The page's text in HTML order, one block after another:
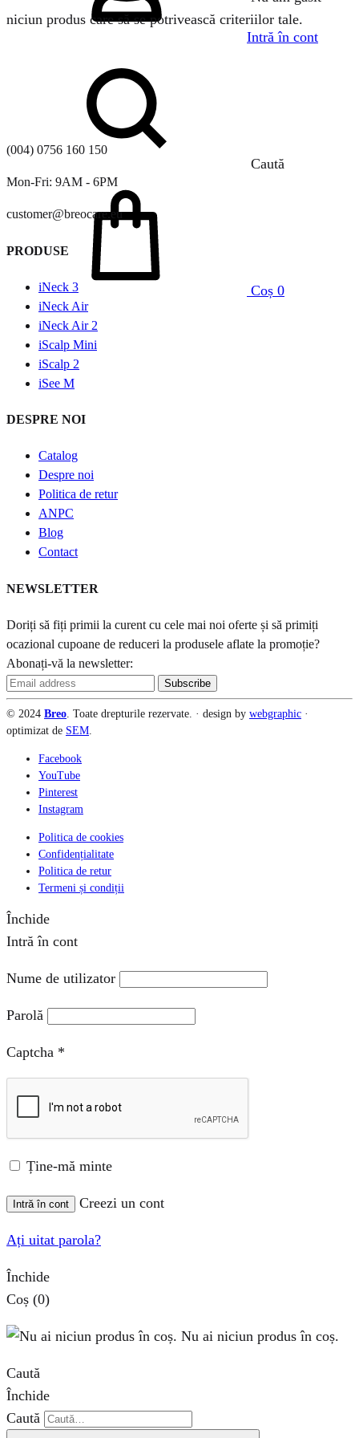
Intră în cont
Caută
Coș 0
niciun produs care să se potrivească criteriilor tale.
(004) 0756 160 150
Mon-Fri: 9AM - 6PM
customer@breocare.eu
PRODUSE
iNeck 3
iNeck Air
iNeck Air 2
iScalp Mini
iScalp 2
iSee M
DESPRE NOI
Catalog
Despre noi
Politica de retur
ANPC
Blog
Contact
NEWSLETTER
Doriți să fiți primii la curent cu cele mai noi oferte și să primiți
ocazional cupoane de reduceri la produsele aflate la promoție?
Abonați-vă la newsletter:
© 2024 Breo . Toate drepturile rezervate. · design by webgraphic ·
optimizat de SEM
Facebook
YouTube
Pinterest
Instagram
Politica de cookies
Confidențialitate
Politica de retur
Termeni și condiții
Închide
Intră în cont
Nume de utilizator
Parolă
Captcha *
Ține-mă minte
Intră în cont Creezi un cont
Ați uitat parola?
Închide
Coș (0)
Nu ai niciun produs în coș.
Caută
Închide
Caută